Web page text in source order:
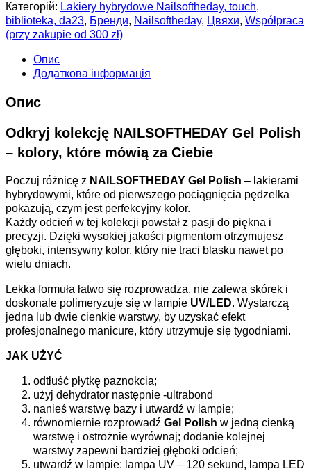
Категорій: Lakiery hybrydowe Nailsoftheday, touch,
biblioteka, da23, Бренди, Nailsoftheday, Цвяхи, Współpraca
(przy zakupie od 300 zł)
Опис
Додаткова інформація
Опис
Odkryj kolekcję NAILSOFTHEDAY Gel Polish
– kolory, które mówią za Ciebie
Poczuj różnicę z NAILSOFTHEDAY Gel Polish – lakierami
hybrydowymi, które od pierwszego pociągnięcia pędzelka
pokazują, czym jest perfekcyjny kolor.
Każdy odcień w tej kolekcji powstał z pasji do piękna i
precyzji. Dzięki wysokiej jakości pigmentom otrzymujesz
głęboki, intensywny kolor, który nie traci blasku nawet po
wielu dniach.
Lekka formuła łatwo się rozprowadza, nie zalewa skórek i
doskonale polimeryzuje się w lampie UV/LED. Wystarczą
jedna lub dwie cienkie warstwy, by uzyskać efekt
profesjonalnego manicure, który utrzymuje się tygodniami.
JAK UŻYĆ
odtłuść płytkę paznokcia;
użyj dehydrator następnie -ultrabond
nanieś warstwę bazy i utwardź w lampie;
równomiernie rozprowadź Gel Polish w jedną cienką
warstwę i ostrożnie wyrównaj; dodanie kolejnej
warstwy zapewni bardziej głęboki odcień;
utwardź w lampie: lampa UV – 120 sekund, lampa LED